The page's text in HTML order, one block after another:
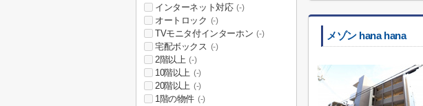
メゾン hana hana
インターネット対応 (-)
オートロック (-)
TVモニタ付インターホン (-)
宅配ボックス (-)
2階以上 (-)
10階以上 (-)
20階以上 (-)
1階の物件 (-)